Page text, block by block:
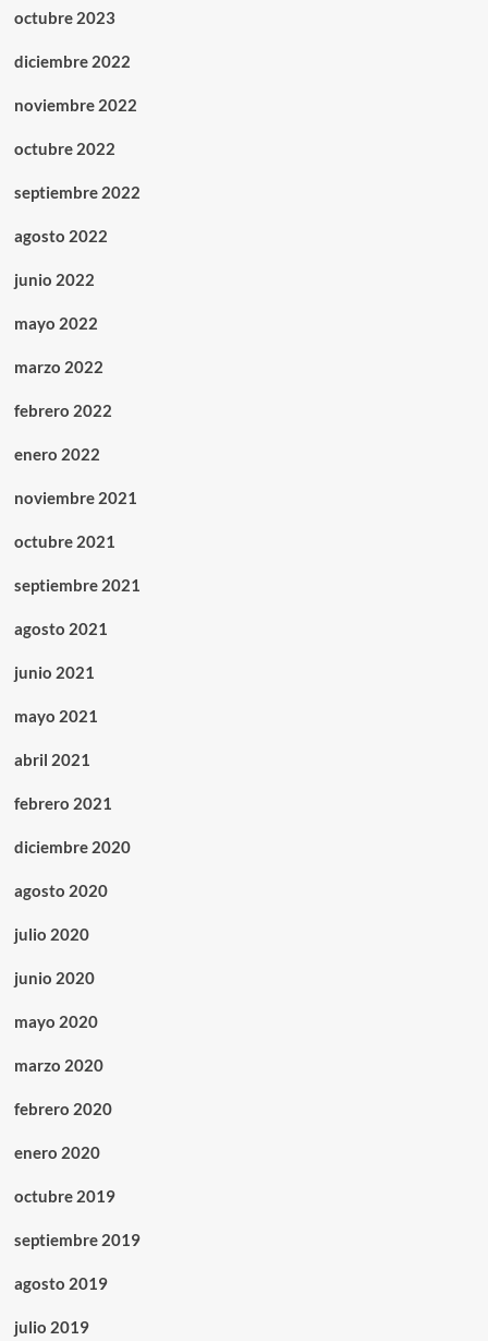
octubre 2023
diciembre 2022
noviembre 2022
octubre 2022
septiembre 2022
agosto 2022
junio 2022
mayo 2022
marzo 2022
febrero 2022
enero 2022
noviembre 2021
octubre 2021
septiembre 2021
agosto 2021
junio 2021
mayo 2021
abril 2021
febrero 2021
diciembre 2020
agosto 2020
julio 2020
junio 2020
mayo 2020
marzo 2020
febrero 2020
enero 2020
octubre 2019
septiembre 2019
agosto 2019
julio 2019